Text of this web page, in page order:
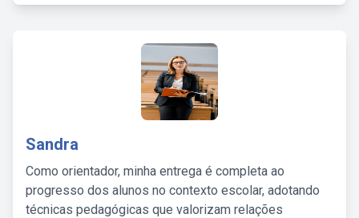
Sandra
Como orientador, minha entrega é completa ao
progresso dos alunos no contexto escolar, adotando
técnicas pedagógicas que valorizam relações